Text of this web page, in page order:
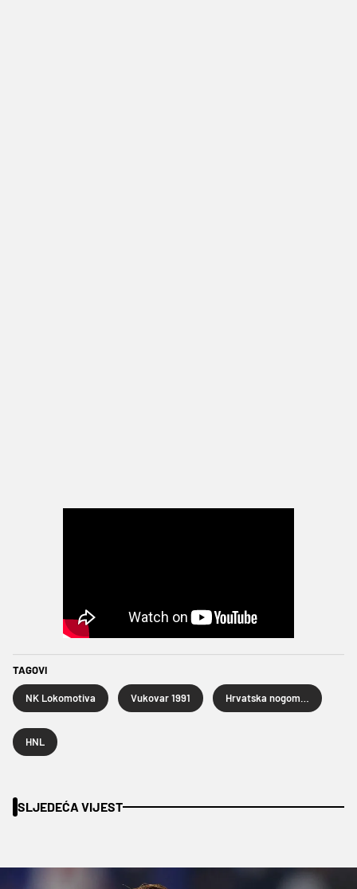
TAGOVI
NK Lokomotiva Vukovar 1991
HNL
SLJEDEĆA VIJEST